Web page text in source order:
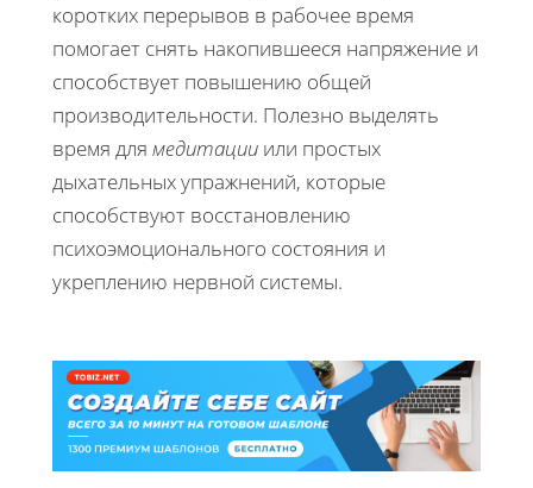
коротких перерывов в рабочее время
помогает снять накопившееся напряжение и
способствует повышению общей
производительности. Полезно выделять
время для медитации или простых
дыхательных упражнений, которые
способствуют восстановлению
психоэмоционального состояния и
укреплению нервной системы.